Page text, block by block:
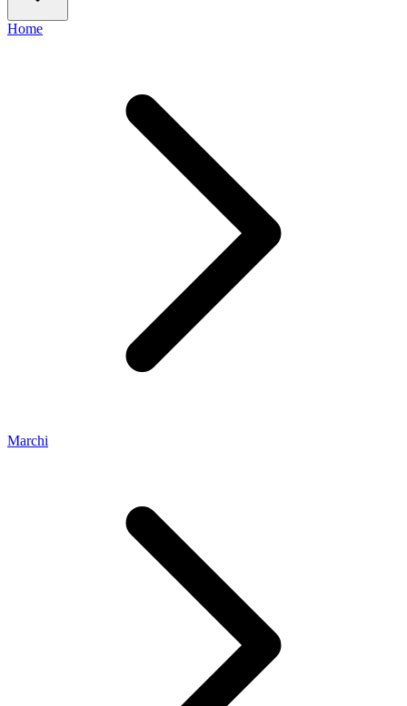
Home
Marchi